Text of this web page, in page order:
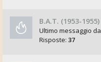
B.A.T. (1953-1955)
Ultimo messaggio da
Risposte: 37